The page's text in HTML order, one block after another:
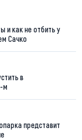
и как не отбить у
Сачко
в
м
представит